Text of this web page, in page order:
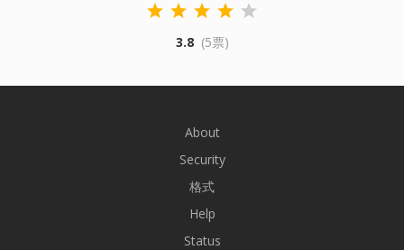
3.8 (5票)
About
Security
格式
Help
Status